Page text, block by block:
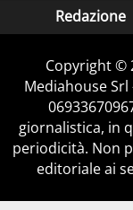
Redazione
Copyright ©
Mediahouse Srl
giornalistica, in
periodicità. Non
editoriale ai